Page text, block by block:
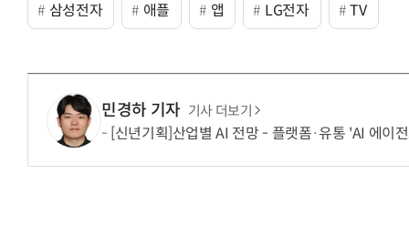
삼성전자 애플 앱 LG전자 TV
민경하 기자 기사 더보기
[신년기획]산업별 AI 전망 - 플랫폼·유통 'AI 에이